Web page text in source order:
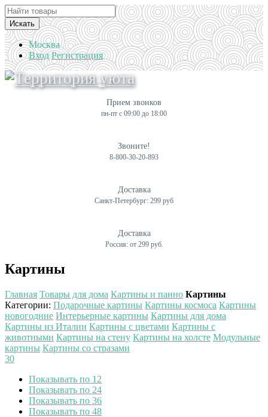
Искать
Москва
Вход Регистрация
Прием звонков
пн-пт с 09:00 до 18:00
Звоните!
8-800-30-20-893
Доставка
Санкт-Петербург: 299 руб
Доставка
Россия: от 299 руб.
Картины
Главная Товары для дома Картины и панно Картины
Категории: Подарочные картины Картины космоса Картины
новогодние Интерьерные картины Картины для дома
Картины из Италии Картины с цветами Картины с
животными Картины на стену Картины на холсте Модульные
картины Картины со стразами
30
Показывать по 12
Показывать по 24
Показывать по 36
Показывать по 48